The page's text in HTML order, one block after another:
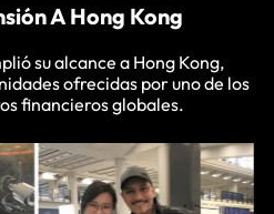
A Hong Kong
su alcance a Hong Kong,
ofrecidas por uno de los
financieros globales.